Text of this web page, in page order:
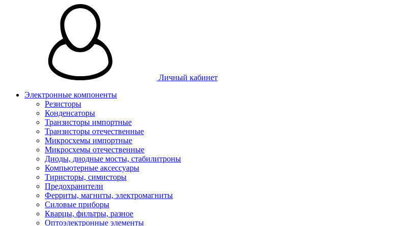
Личный кабинет
Электронные компоненты
Резисторы
Конденсаторы
Транзисторы импортные
Транзисторы отечественные
Микросхемы импортные
Микросхемы отечественные
Диоды, диодные мосты, стабилитроны
Компьютерные аксессуары
Тиристоры, симисторы
Предохранители
Ферриты, магниты, электромагниты
Силовые приборы
Кварцы, фильтры, разное
Оптоэлектронные элементы